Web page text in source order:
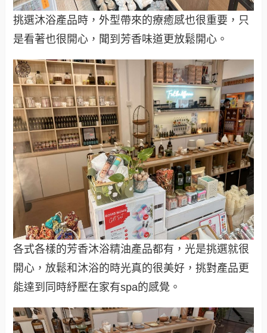
挑選沐浴產品時，外型帶來的療癒感也很重要，只
是看著也很開心，聞到芳香味道更放鬆開心。
各式各樣的芳香沐浴精油產品都有，光是挑選就很
開心，放鬆和沐浴的時光真的很美好，挑對產品更
能達到同時紓壓在家有spa的感覺。